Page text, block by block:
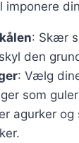
imponere
: Skær
den
: Vælg
som
agurker